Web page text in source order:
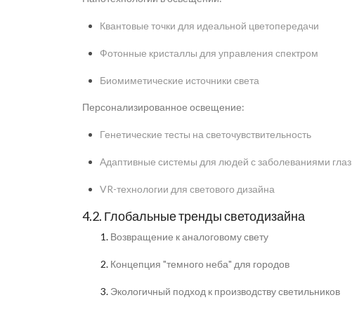
Квантовые точки для идеальной цветопередачи
Фотонные кристаллы для управления спектром
Биомиметические источники света
Персонализированное освещение:
Генетические тесты на светочувствительность
Адаптивные системы для людей с заболеваниями глаз
VR-технологии для светового дизайна
4.2. Глобальные тренды светодизайна
Возвращение к аналоговому свету
Концепция "темного неба" для городов
Экологичный подход к производству светильников